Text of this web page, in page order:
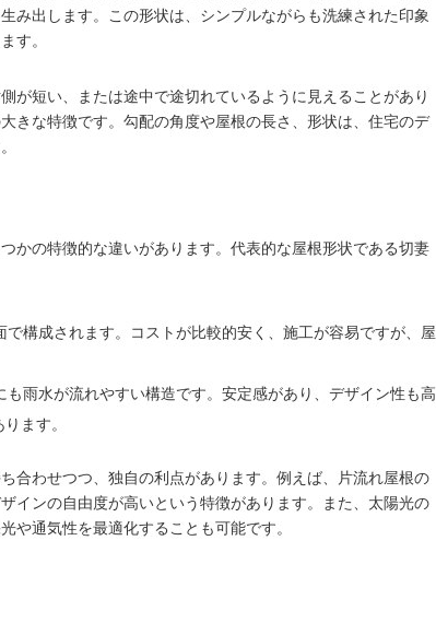
み出します。この形状は、シンプルながらも洗練された印象
す。
が短い、または途中で途切れているように見えることがあり
きな特徴です。勾配の角度や屋根の長さ、形状は、住宅のデ
かの特徴的な違いがあります。代表的な屋根形状である切妻
構成されます。コストが比較的安く、施工が容易ですが、屋
雨水が流れやすい構造です。安定感があり、デザイン性も高
ます。
合わせつつ、独自の利点があります。例えば、片流れ屋根の
インの自由度が高いという特徴があります。また、太陽光の
や通気性を最適化することも可能です。